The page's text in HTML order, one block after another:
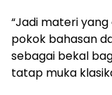
“Jadi materi
pokok bahasan
sebagai bekal
tatap muka